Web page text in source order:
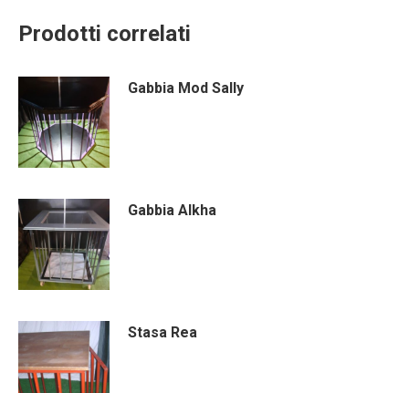
Prodotti correlati
Gabbia Mod Sally
Gabbia Alkha
Stasa Rea